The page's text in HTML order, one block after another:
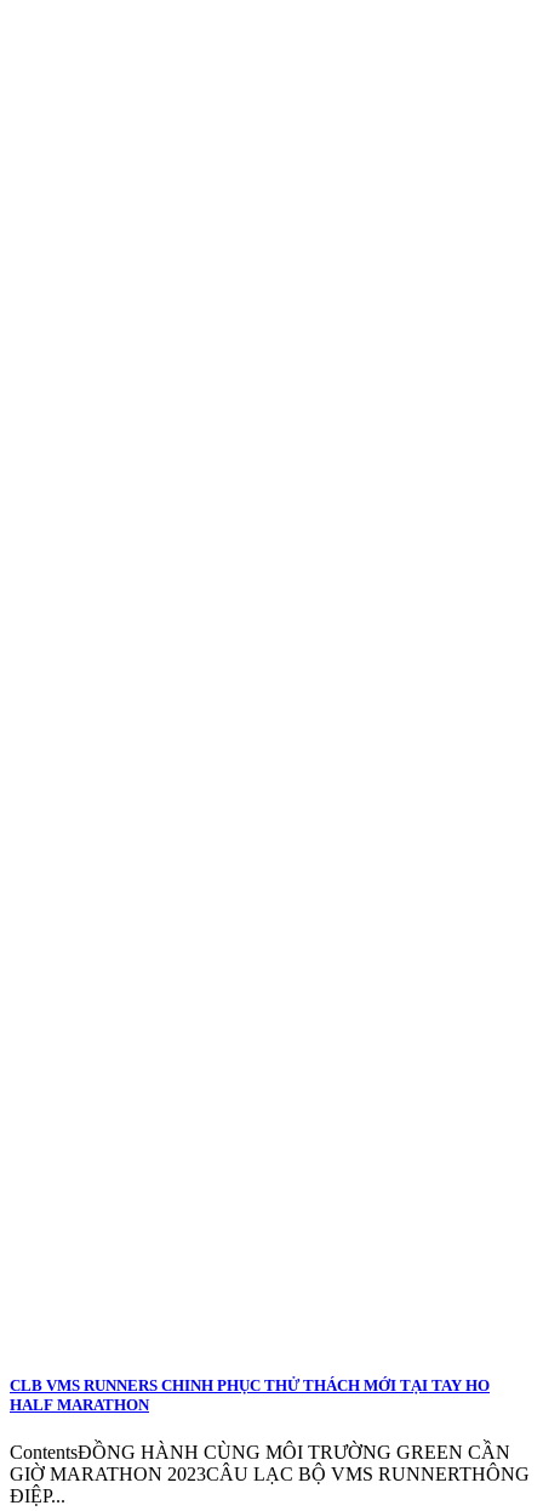
CLB VMS RUNNERS CHINH PHỤC THỬ THÁCH MỚI TẠI TAY HO
HALF MARATHON
ContentsĐỒNG HÀNH CÙNG MÔI TRƯỜNG GREEN CẦN
GIỜ MARATHON 2023CÂU LẠC BỘ VMS RUNNERTHÔNG
ĐIỆP...